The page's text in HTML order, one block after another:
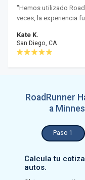
"Hemos utilizado
veces, la experiencia
Kate K.
San Diego, CA
RoadRunner
a
Paso 1
Calcula tu
autos.